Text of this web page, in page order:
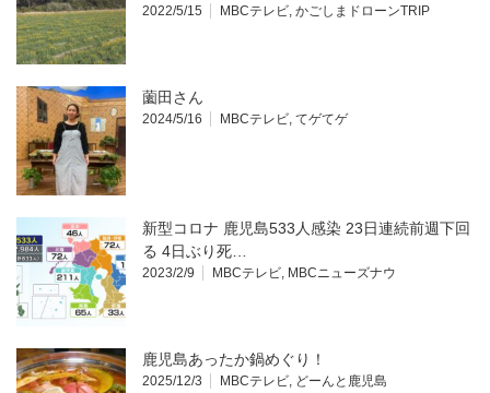
2022/5/15 MBCテレビ, かごしまドローンTRIP
薗田さん
2024/5/16 MBCテレビ, てゲてゲ
新型コロナ 鹿児島533人感染 23日連続前週下回
る 4日ぶり死…
2023/2/9 MBCテレビ, MBCニューズナウ
鹿児島あったか鍋めぐり！
2025/12/3 MBCテレビ, どーんと鹿児島